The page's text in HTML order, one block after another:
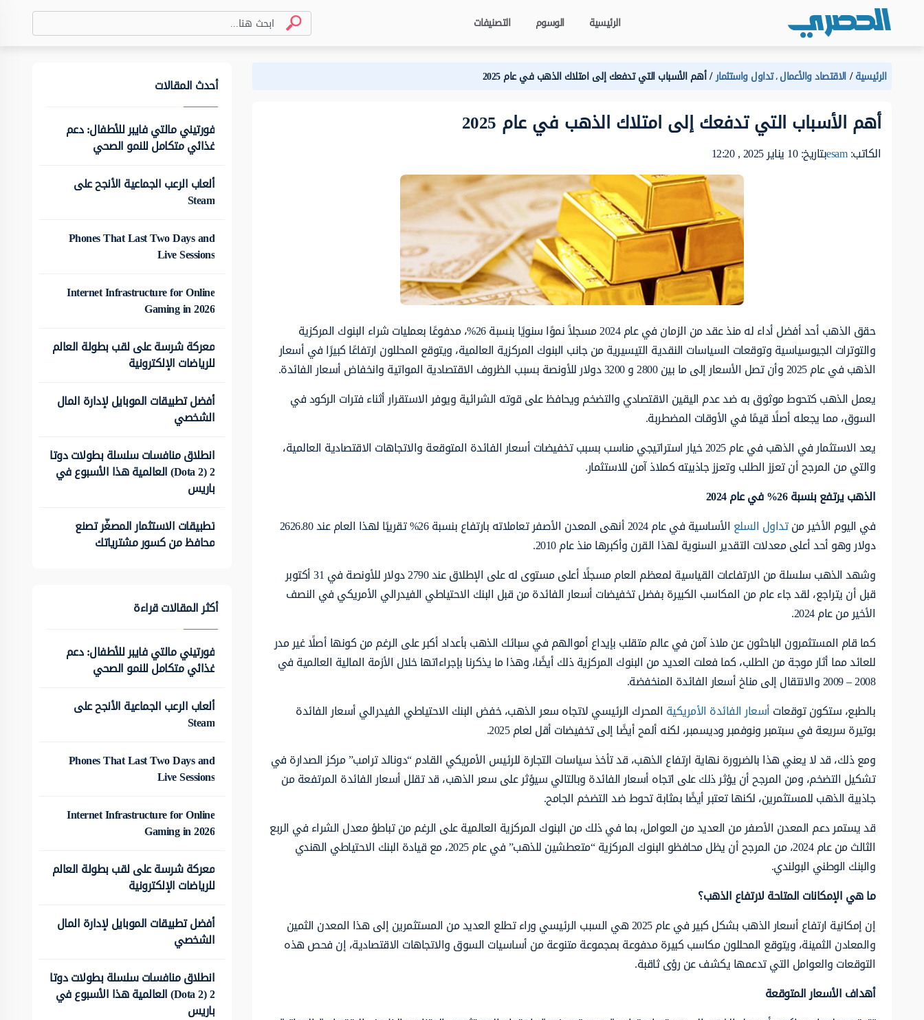
الرئيسية الوسوم التصنيفات
الرئيسية الاقتصاد والأعمال،تداول واستثمار أهم الأسباب التي تدفعك إلى امتلاك الذهب في عام 2025
أهم الأسباب التي تدفعك إلى امتلاك الذهب في عام 2025
الكاتب:esamبتاريخ: 10 يناير 2025 , 12:20
حقق الذهب أحد أفضل أداء له منذ عقد من الزمان في عام 2024 مسجلاً نموًا سنويًا بنسبة 26%، مدفوعًا بعمليات شراء البنوك المركزية
والتوترات الجيوسياسية وتوقعات السياسات النقدية التيسيرية من جانب البنوك المركزية العالمية، ويتوقع المحللون ارتفاعًا كبيرًا في أسعار
الذهب في عام 2025 وأن تصل الأسعار إلى ما بين 2800 و 3200 دولار للأونصة بسبب الظروف الاقتصادية المواتية وانخفاض أسعار الفائدة.
يعمل الذهب كتحوط موثوق به ضد عدم اليقين الاقتصادي والتضخم ويحافظ على قوته الشرائية ويوفر الاستقرار أثناء فترات الركود في
السوق، مما يجعله أصلًا قيمًا في الأوقات المضطربة.
يعد الاستثمار في الذهب في عام 2025 خيار استراتيجي مناسب بسبب تخفيضات أسعار الفائدة المتوقعة والاتجاهات الاقتصادية العالمية،
والتي من المرجح أن تعزز الطلب وتعزز جاذبيته كملاذ آمن للاستثمار.
الذهب يرتفع بنسبة26
%في عام2024
في اليوم الأخير منتداول السلع
الأساسية في عام 2024 أنهى المعدن الأصفر تعاملاته بارتفاع بنسبة 26% تقريبًا لهذا العام عند 2626.80
دولار وهو أحد أعلى معدلات التقدير السنوية لهذا القرن وأكبرها منذ عام 2010.
وشهد الذهب سلسلة من الارتفاعات القياسية لمعظم العام مسجلًا أعلى مستوى له على الإطلاق عند 2790 دولار للأونصة في 31 أكتوبر
قبل أن يتراجع، لقد جاء عام من المكاسب الكبيرة بفضل تخفيضات أسعار الفائدة من قبل البنك الاحتياطي الفيدرالي الأمريكي في النصف
الأخير من عام 2024.
كما قام المستثمرون الباحثون عن ملاذ آمن في عالم متقلب بإيداع أموالهم في سبائك الذهب بأعداد أكبر على الرغم من كونها أصلًا غير مدر
للعائد مما أثار موجة من الطلب، كما فعلت العديد من البنوك المركزية ذلك أيضًا، وهذا ما يذكرنا بإجراءاتها خلال الأزمة المالية العالمية في
2008 – 2009 والانتقال إلى مناخ أسعار الفائدة المنخفضة.
بالطبع، ستكون توقعاتأسعار الفائدة الأمريكية المحرك الرئيسي لاتجاه سعر الذهب، خفض البنك الاحتياطي الفيدرالي أسعار الفائدة
بوتيرة سريعة في سبتمبر ونوفمبر وديسمبر، لكنه ألمح أيضًا إلى تخفيضات أقل لعام 2025.
ومع ذلك، قد لا يعني هذا بالضرورة نهاية ارتفاع الذهب، قد تأخذ سياسات التجارة للرئيس الأمريكي القادم “دونالد ترامب” مركز الصدارة في
تشكيل التضخم، ومن المرجح أن يؤثر ذلك على اتجاه أسعار الفائدة وبالتالي سيؤثر على سعر الذهب، قد تقلل أسعار الفائدة المرتفعة من
جاذبية الذهب للمستثمرين، لكنها تعتبر أيضًا بمثابة تحوط ضد التضخم الجامح.
قد يستمر دعم المعدن الأصفر من العديد من العوامل، بما في ذلك من البنوك المركزية العالمية على الرغم من تباطؤ معدل الشراء في الربع
الثالث من عام 2024، من المرجح أن يظل محافظو البنوك المركزية “متعطشين للذهب” في عام 2025، مع قيادة البنك الاحتياطي الهندي
والبنك الوطني البولندي.
ما هي الإمكانات المتاحة لارتفاع الذهب؟
إن إمكانية ارتفاع أسعار الذهب بشكل كبير في عام 2025 هي السبب الرئيسي وراء تطلع العديد من المستثمرين إلى هذا المعدن الثمين
والمعادن الثمينة، ويتوقع المحللون مكاسب كبيرة مدفوعة بمجموعة متنوعة من أساسيات السوق والاتجاهات الاقتصادية، إن فحص هذه
التوقعات والعوامل التي تدعمها يكشف عن رؤى ثاقبة.
أهداف الأسعار المتوقعة
أحدث المقالات
فورتيني مالتي فايبر للأطفال: دعم
غذائي متكامل للنمو الصحي
ألعاب الرعب الجماعية الأنجح على
Steam
Phones That Last Two Days and
Live Sessions
Internet Infrastructure for Online
Gaming in 2026
معركة شرسة على لقب بطولة العالم
للرياضات الإلكترونية
أفضل تطبيقات الموبايل لإدارة المال
الشخصي
انطلاق منافسات سلسلة بطولات دوتا
2 (Dota 2) العالمية هذا الأسبوع في
باريس
تطبيقات الاستثمار المصغّر تصنع
محافظ من كسور مشترياتك
أكثر المقالات قراءة
فورتيني مالتي فايبر للأطفال: دعم
غذائي متكامل للنمو الصحي
ألعاب الرعب الجماعية الأنجح على
Steam
Phones That Last Two Days and
Live Sessions
Internet Infrastructure for Online
Gaming in 2026
معركة شرسة على لقب بطولة العالم
للرياضات الإلكترونية
أفضل تطبيقات الموبايل لإدارة المال
الشخصي
انطلاق منافسات سلسلة بطولات دوتا
2 (Dota 2) العالمية هذا الأسبوع في
باريس